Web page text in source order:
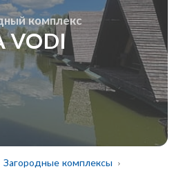
комплекс
VODI
Загородные комплексы